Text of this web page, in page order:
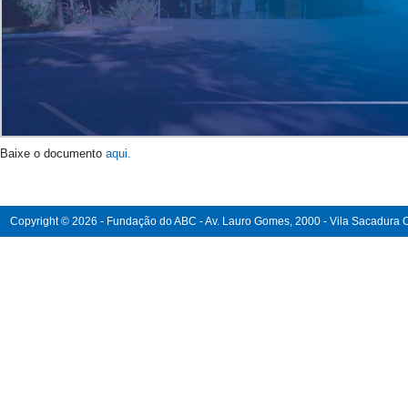
Baixe o documento aqui.
Copyright © 2026 - Fundação do ABC - Av. Lauro Gomes, 2000 - Vila